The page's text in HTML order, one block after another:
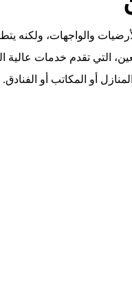
والواجهات، ولكنه
التي تقدم خدمات
أو المكاتب أو الفنادق.